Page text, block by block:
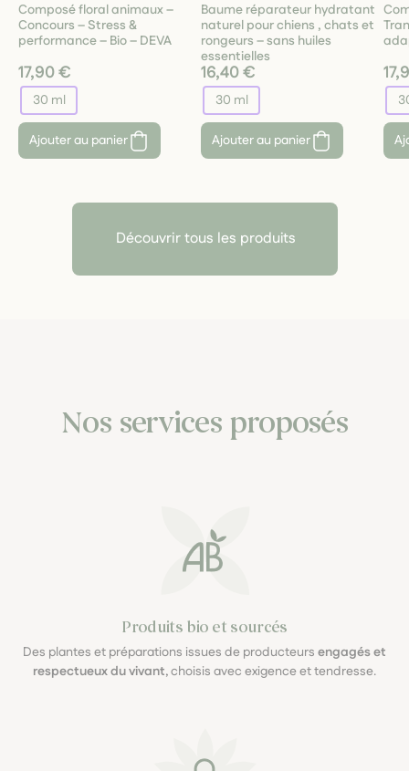
Composé floral animaux –
Concours – Stress &
performance – Bio – DEVA
17,90 €
30 ml
Ajouter au panier
Baume réparateur hydratant
naturel pour chiens , chats et
rongeurs – sans huiles
essentielles
16,40 €
30 ml
Ajouter au panier
Découvrir tous les produits
Nos services proposés
Produits bio et sourcés
Des plantes et préparations issues de producteurs engagés et
respectueux du vivant, choisis avec exigence et tendresse.